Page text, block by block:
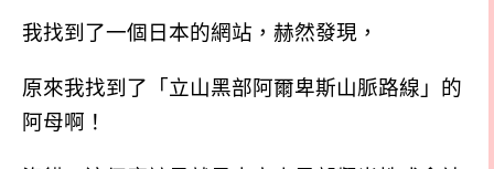
我找到了一個日本的網站，赫然發現，
原來我找到了「立山黑部阿爾卑斯山脈路線」的
阿母啊！